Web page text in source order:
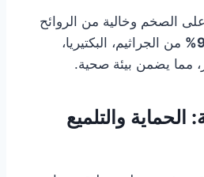
الصخم وخالية من الروائح
من الجراثيم، البكتيريا،
مما يضمن بيئة صحية.
والتلميع